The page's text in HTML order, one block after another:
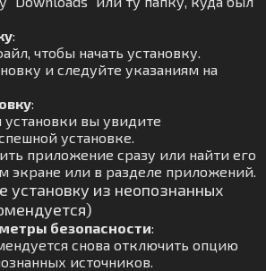
:
чтобы начать установку.
и следуйте указаниям на
:
вы увидите
установке.
приложение сразу или найти его
экране или в разделе приложений.
установку из неопознанных
безопасности:
снова отключить опцию
источников.